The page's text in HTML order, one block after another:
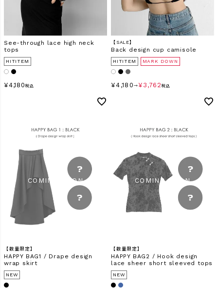
See-through lace high neck
tops
HITITEM
¥4,180 税込
【SALE】
Back design cup camisole
HITITEM MARK DOWN
¥4,180 → ¥ 3,762 税込
【数量限定】
HAPPY BAG1 / Drape design
wrap skirt
NEW
【数量限定】
HAPPY BAG2 / Hook design
lace sheer short sleeved tops
NEW